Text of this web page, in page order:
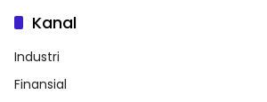
Kanal
Industri
Finansial